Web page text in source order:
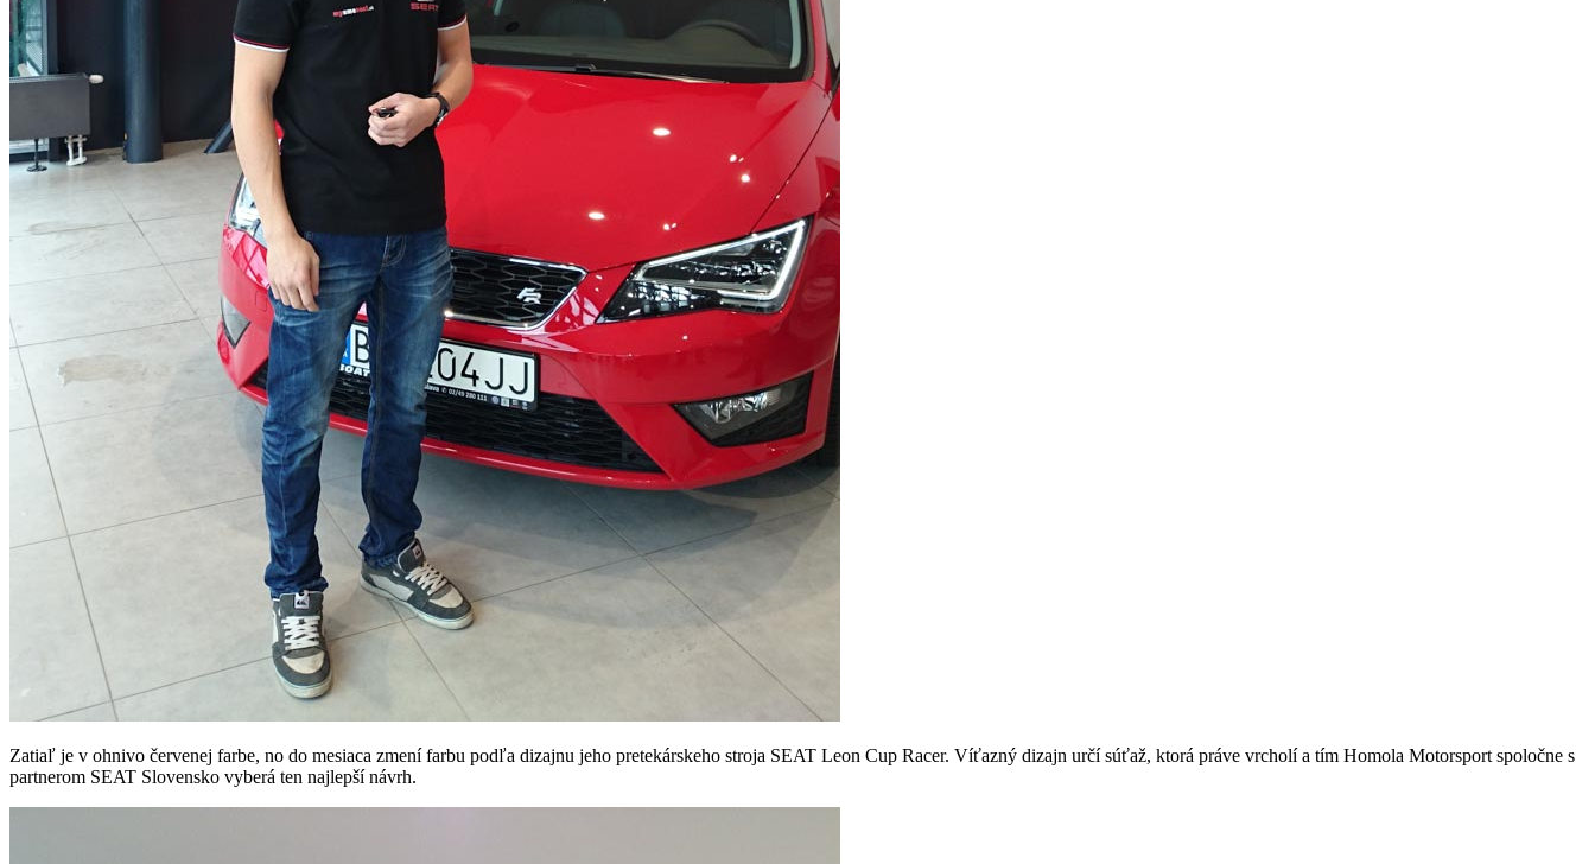
Zatiaľ je v ohnivo červenej farbe, no do mesiaca zmení farbu podľa dizajnu jeho pretekárskeho stroja SEAT Leon Cup Racer. Víťazný dizajn určí súťaž, ktorá práve vrcholí a tím Homola Motorsport spoločne s
partnerom SEAT Slovensko vyberá ten najlepší návrh.